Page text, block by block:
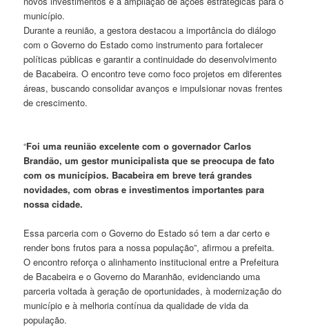
município.
Durante a reunião, a gestora destacou a importância do diálogo
com o Governo do Estado como instrumento para fortalecer
políticas públicas e garantir a continuidade do desenvolvimento
de Bacabeira. O encontro teve como foco projetos em diferentes
áreas, buscando consolidar avanços e impulsionar novas frentes
de crescimento.
“Foi uma reunião excelente com o governador Carlos
Brandão, um gestor municipalista que se preocupa de fato
com os municípios. Bacabeira em breve terá grandes
novidades, com obras e investimentos importantes para
nossa cidade.
Essa parceria com o Governo do Estado só tem a dar certo e
render bons frutos para a nossa população”, afirmou a prefeita.
O encontro reforça o alinhamento institucional entre a Prefeitura
de Bacabeira e o Governo do Maranhão, evidenciando uma
parceria voltada à geração de oportunidades, à modernização do
município e à melhoria contínua da qualidade de vida da
população.